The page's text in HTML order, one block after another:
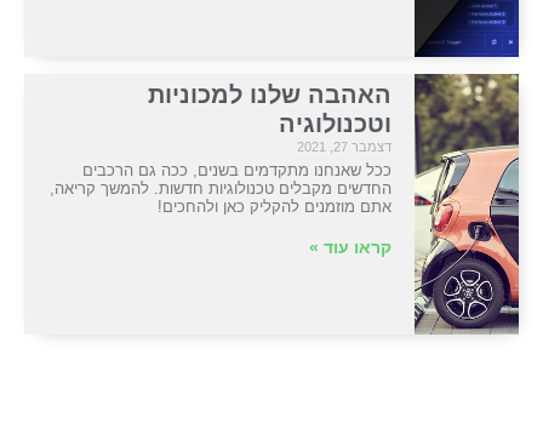
האהבה שלנו למכוניות
וטכנולוגיה
דצמבר 27, 2021
ככל שאנחנו מתקדמים בשנים, ככה גם הרכבים
החדשים מקבלים טכנולוגיות חדשות. להמשך קריאה,
אתם מוזמנים להקליק כאן ולהחכים!
קראו עוד »